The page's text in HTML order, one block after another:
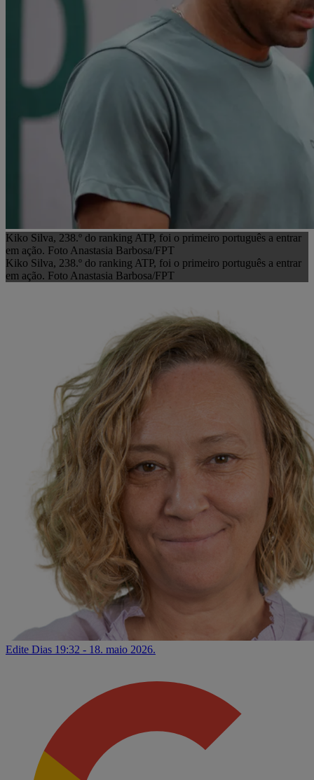
Kiko Silva, 238.º do ranking ATP, foi o primeiro português a entrar
em ação. Foto Anastasia Barbosa/FPT
Kiko Silva, 238.º do ranking ATP, foi o primeiro português a entrar
em ação. Foto Anastasia Barbosa/FPT
Edite Dias 19:32 - 18. maio 2026.